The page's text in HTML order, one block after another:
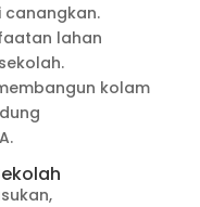
canangkan.
lahan
kolam